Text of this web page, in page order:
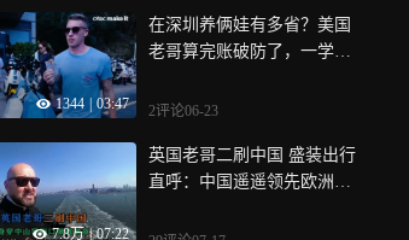
1344 03:47
在深圳养俩娃有多省？美国
老哥算完账破防了，一学期
2评论06-23
7.8万 | 07:22
英国老哥二刷中国 盛装出行
直呼：中国遥遥领先欧洲，